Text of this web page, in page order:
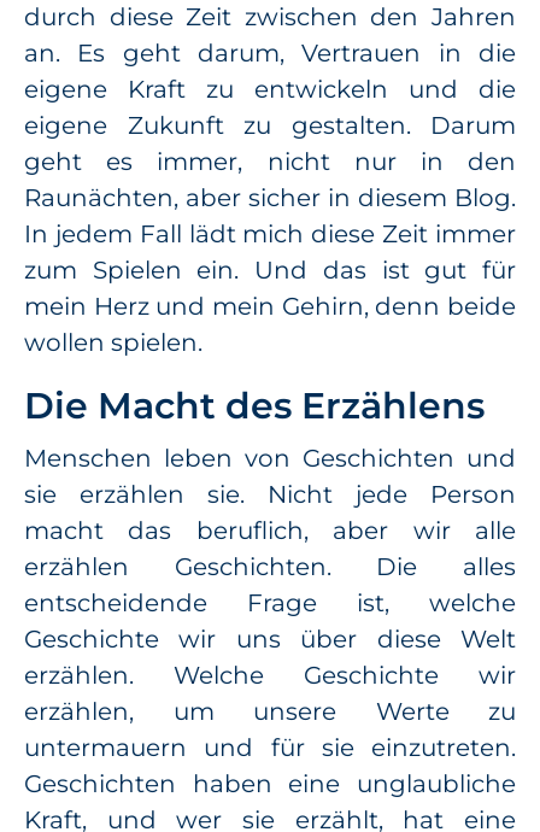
durch diese Zeit zwischen den Jahren
an. Es geht darum, Vertrauen in die
eigene Kraft zu entwickeln und die
eigene Zukunft zu gestalten. Darum
geht es immer, nicht nur in den
Raunächten, aber sicher in diesem Blog.
In jedem Fall lädt mich diese Zeit immer
zum Spielen ein. Und das ist gut für
mein Herz und mein Gehirn, denn beide
wollen spielen.
Die Macht des Erzählens
Menschen leben von Geschichten und
sie erzählen sie. Nicht jede Person
macht das beruflich, aber wir alle
erzählen Geschichten. Die alles
entscheidende Frage ist, welche
Geschichte wir uns über diese Welt
erzählen. Welche Geschichte wir
erzählen, um unsere Werte zu
untermauern und für sie einzutreten.
Geschichten haben eine unglaubliche
Kraft, und wer sie erzählt, hat eine